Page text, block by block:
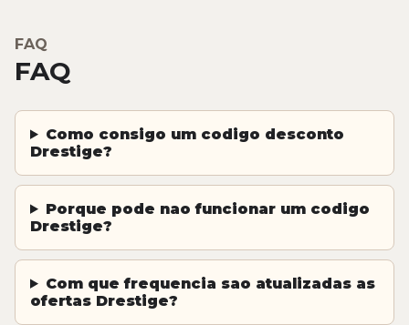
FAQ
FAQ
Como consigo um codigo desconto
Drestige?
Porque pode nao funcionar um codigo
Drestige?
Com que frequencia sao atualizadas as
ofertas Drestige?